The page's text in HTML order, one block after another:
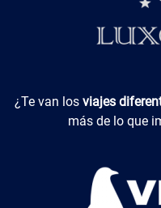
Viajes Diferentes
¿Te van los viajes
más de lo que